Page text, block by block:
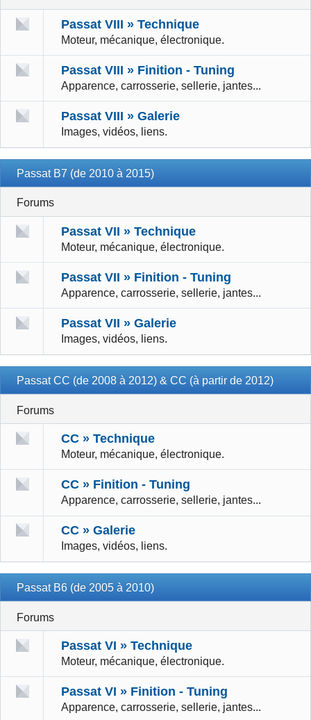
Passat VIII » Technique
Moteur, mécanique, électronique.
Passat VIII » Finition - Tuning
Apparence, carrosserie, sellerie, jantes...
Passat VIII » Galerie
Images, vidéos, liens.
Passat B7 (de 2010 à 2015)
Forums
Passat VII » Technique
Moteur, mécanique, électronique.
Passat VII » Finition - Tuning
Apparence, carrosserie, sellerie, jantes...
Passat VII » Galerie
Images, vidéos, liens.
Passat CC (de 2008 à 2012) & CC (à partir de 2012)
Forums
CC » Technique
Moteur, mécanique, électronique.
CC » Finition - Tuning
Apparence, carrosserie, sellerie, jantes...
CC » Galerie
Images, vidéos, liens.
Passat B6 (de 2005 à 2010)
Forums
Passat VI » Technique
Moteur, mécanique, électronique.
Passat VI » Finition - Tuning
Apparence, carrosserie, sellerie, jantes...